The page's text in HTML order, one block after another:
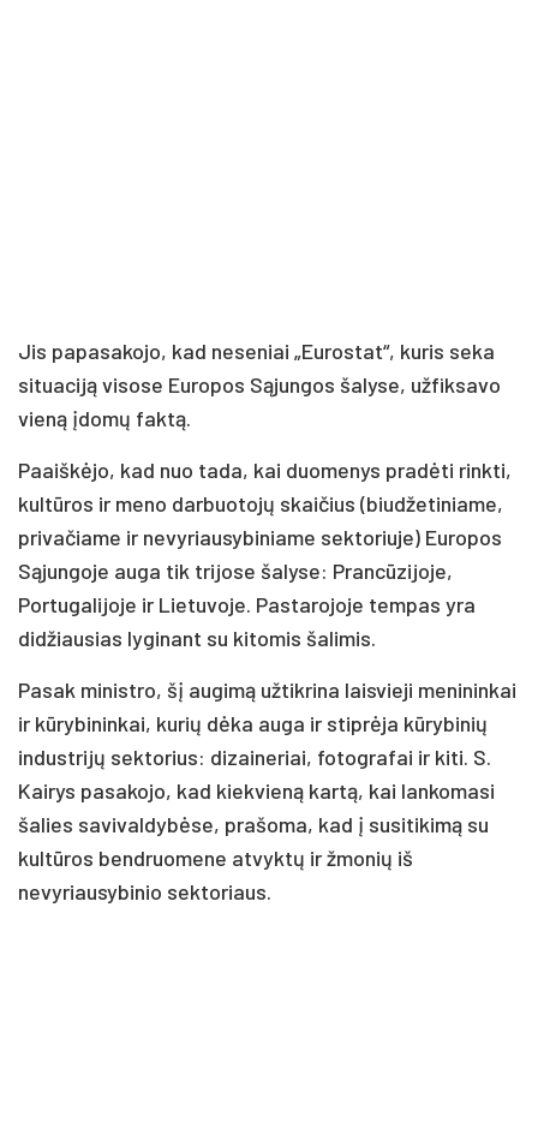
Jis papasakojo, kad neseniai „Eurostat“, kuris seka
situaciją visose Europos Sąjungos šalyse, užfiksavo
vieną įdomų faktą.
Paaiškėjo, kad nuo tada, kai duomenys pradėti rinkti,
kultūros ir meno darbuotojų skaičius (biudžetiniame,
privačiame ir nevyriausybiniame sektoriuje) Europos
Sąjungoje auga tik trijose šalyse: Prancūzijoje,
Portugalijoje ir Lietuvoje. Pastarojoje tempas yra
didžiausias lyginant su kitomis šalimis.
Pasak ministro, šį augimą užtikrina laisvieji menininkai
ir kūrybininkai, kurių dėka auga ir stiprėja kūrybinių
industrijų sektorius: dizaineriai, fotografai ir kiti. S.
Kairys pasakojo, kad kiekvieną kartą, kai lankomasi
šalies savivaldybėse, prašoma, kad į susitikimą su
kultūros bendruomene atvyktų ir žmonių iš
nevyriausybinio sektoriaus.